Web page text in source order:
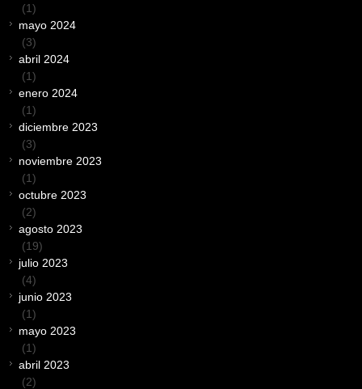
(1)
mayo 2024
(3)
abril 2024
(1)
enero 2024
(1)
diciembre 2023
(3)
noviembre 2023
(1)
octubre 2023
(2)
agosto 2023
(19)
julio 2023
(4)
junio 2023
(1)
mayo 2023
(1)
abril 2023
(2)